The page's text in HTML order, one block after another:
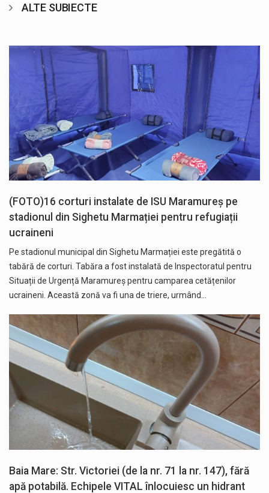
ALTE SUBIECTE
(FOTO)16 corturi instalate de ISU Maramureș pe
stadionul din Sighetu Marmației pentru refugiații
ucraineni
Pe stadionul municipal din Sighetu Marmației este pregătită o
tabără de corturi. Tabăra a fost instalată de Inspectoratul pentru
Situații de Urgență Maramureș pentru camparea cetățenilor
ucraineni. Această zonă va fi una de triere, urmând…
Baia Mare: Str. Victoriei (de la nr. 71 la nr. 147), fără
apă potabilă. Echipele VITAL înlocuiesc un hidrant